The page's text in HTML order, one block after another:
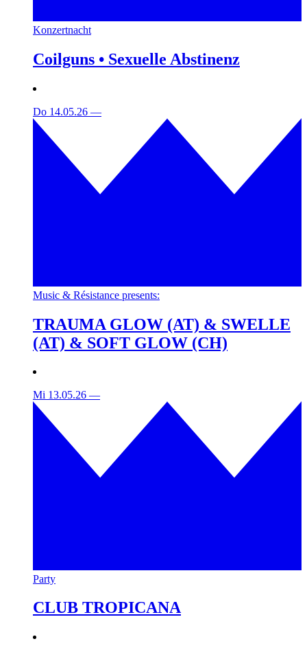
Konzertnacht
Coilguns • Sexuelle Abstinenz
Do 14.05.26 —
Music & Résistance presents:
TRAUMA GLOW (AT) & SWELLE
(AT) & SOFT GLOW (CH)
Mi 13.05.26 —
Party
CLUB TROPICANA